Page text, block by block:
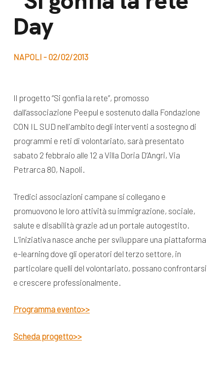
Day
NAPOLI - 02/02/2013
Il progetto “Si gonfia la rete”, promosso
dall’associazione Peepul e sostenuto dalla Fondazione
CON IL SUD nell'ambito degli interventi a sostegno di
programmi e reti di volontariato, sarà presentato
sabato 2 febbraio alle 12 a Villa Doria D’Angri, Via
Petrarca 80, Napoli.
Tredici associazioni campane si collegano e
promuovono le loro attività su immigrazione, sociale,
salute e disabilità grazie ad un portale autogestito.
L’iniziativa nasce anche per sviluppare una piattaforma
e-learning dove gli operatori del terzo settore, in
particolare quelli del volontariato, possano confrontarsi
e crescere professionalmente.
Programma evento>>
Scheda progetto>>
Lavora con noi
Bilancio di
missione
appuntamenti
News
Appuntamenti
dal Sud
Videomagazine
e blog progetti